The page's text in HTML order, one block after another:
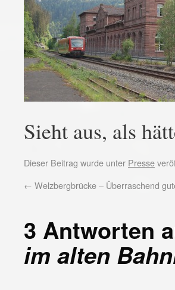
Sieht aus, als
Dieser Beitrag wurde unter Presse
← Welzbergbrücke – Überraschend
3 Antworten
im alten